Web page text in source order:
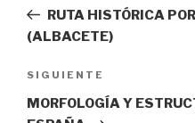
entradas
anterior:
RUTA HISTÓRICA
(ALBACETE)
Siguiente
entrada
SIGUIENTE
MORFOLOGÍA Y